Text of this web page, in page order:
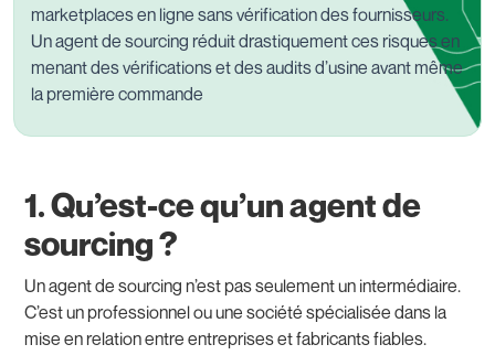
marketplaces en ligne sans vérification des fournisseurs.
Un agent de sourcing réduit drastiquement ces risques en
menant des vérifications et des audits d’usine avant même
la première commande
1. Qu’est-ce qu’un agent de
sourcing ?
Un agent de sourcing n’est pas seulement un intermédiaire.
C’est un professionnel ou une société spécialisée dans la
mise en relation entre entreprises et fabricants fiables.